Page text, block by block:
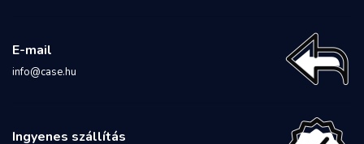
E-mail
info@case.hu
Ingyenes szállítás